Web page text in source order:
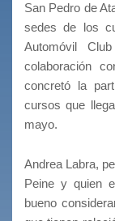
San Pedro de
sedes de los
Automóvil
colaboración
concretó la
cursos que
mayo.
Andrea Labra,
Peine y quien
bueno